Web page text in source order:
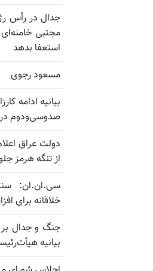
جدال در رأس
مجتبی
استعفا بدهد
مسعود رجوی
بیانیه ادامه
صدوسی‌و‌دوم در ۵۹ زندان کشور
دولت عراق
از تنگه هرمز
سی.ان.ان:
خلاقانه برای
جنگ و جدال بر
بیانیه